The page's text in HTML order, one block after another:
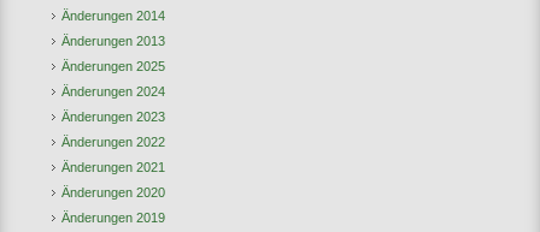
Änderungen 2014
Änderungen 2013
Änderungen 2025
Änderungen 2024
Änderungen 2023
Änderungen 2022
Änderungen 2021
Änderungen 2020
Änderungen 2019